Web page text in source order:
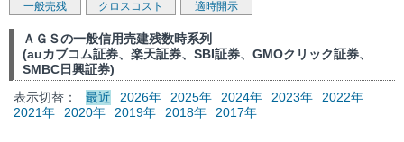
一般売残
クロスコスト 適時開示
ＡＧＳの一般信用売建残数時系列
(auカブコム証券、楽天証券、SBI証券、GMOクリック証券、
SMBC日興証券)
表示切替：
最近 2026年 2025年 2024年 2023年
2022年
2021年
2020年 2019年 2018年 2017年